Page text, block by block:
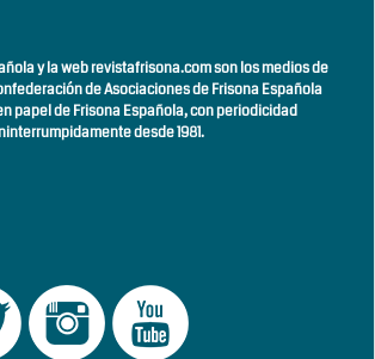
y la web revistafrisona.com son los medios de
de Asociaciones de Frisona Española
papel de Frisona Española, conperiodicidad
desde 1981.